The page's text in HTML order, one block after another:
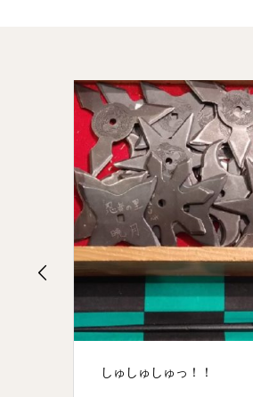
楽しくがモットー！！